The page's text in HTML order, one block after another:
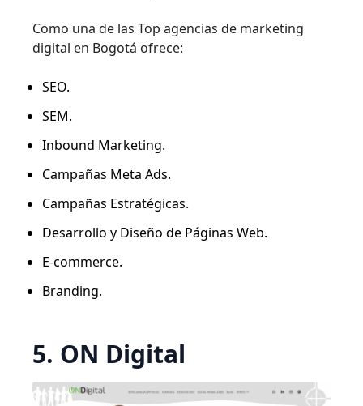
Como una de las Top agencias de marketing
digital en Bogotá ofrece:
SEO.
SEM.
Inbound Marketing.
Campañas Meta Ads.
Campañas Estratégicas.
Desarrollo y Diseño de Páginas Web.
E-commerce.
Branding.
5. ON Digital